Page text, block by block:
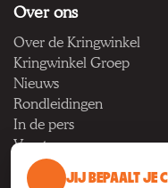
Over ons
Over de Kringwinkel
Kringwinkel Groep
Nieuws
Rondleidingen
In de pers
Vacatures
JIJ BEPAALT JE